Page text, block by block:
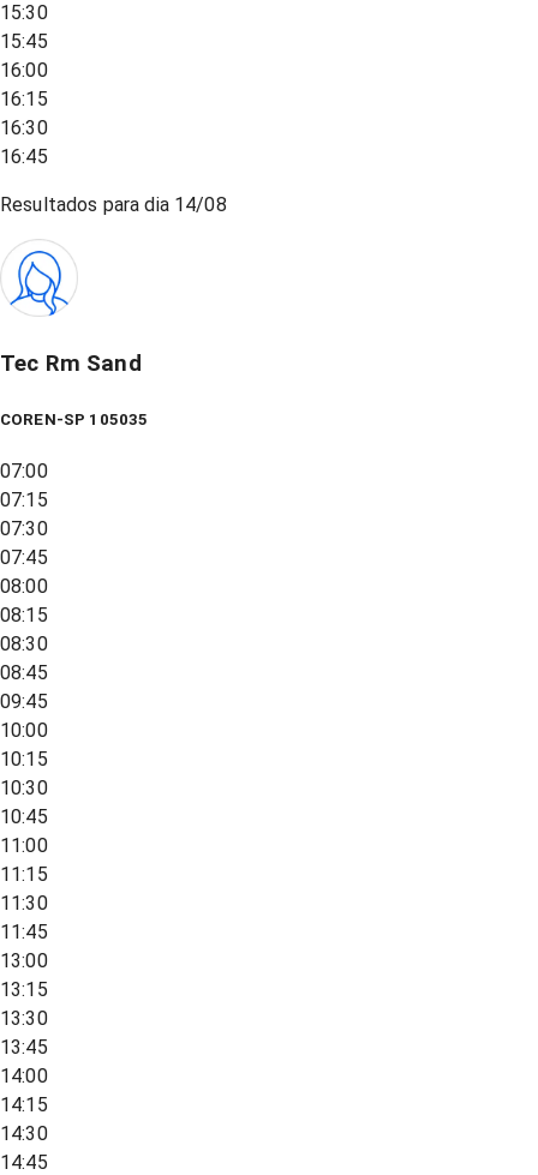
15:30
15:45
16:00
16:15
16:30
16:45
Resultados para dia 14/08
Tec Rm Sand
COREN-SP 105035
07:00
07:15
07:30
07:45
08:00
08:15
08:30
08:45
09:45
10:00
10:15
10:30
10:45
11:00
11:15
11:30
11:45
13:00
13:15
13:30
13:45
14:00
14:15
14:30
14:45